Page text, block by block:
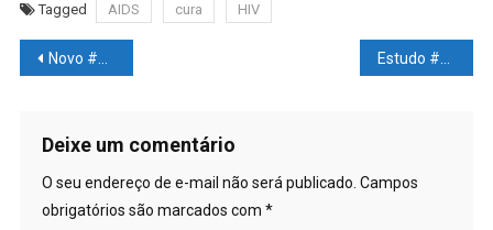
Tagged AIDS cura HIV
Navegação
Post
Novo #ESTUDO aponta quanto #EXERCÍCIO precisamos para #VIVER mais
Deixe um comentário
O seu endereço de e-mail não será publicado. Campos
obrigatórios são marcados com *